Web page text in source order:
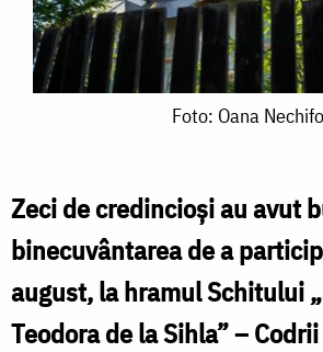
Foto: Oana
Zeci de credincioși au avut
binecuvântarea de a
august, la hramul Schitului
Teodora de la Sihla” – Codrii